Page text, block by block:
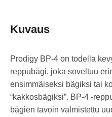
Kuvaus
Prodigy BP-4 on todella
reppubägi, joka soveltuu
ensimmäiseksi bägiksi tai
“kakkosbägiksi”. BP-4 -
bägien tavoin valmistettu